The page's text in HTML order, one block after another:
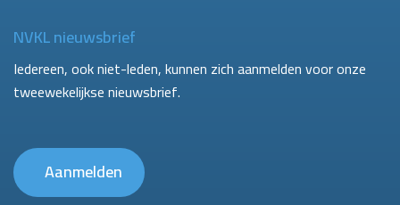
NVKL nieuwsbrief
Iedereen, ook niet-leden, kunnen zich aanmelden voor onze
tweewekelijkse nieuwsbrief.
Aanmelden